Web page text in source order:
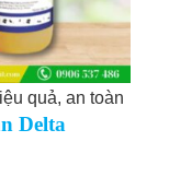
quả, an toàn
Delta